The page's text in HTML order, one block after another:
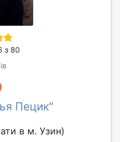
з 80
Пецик"
в м. Узин)